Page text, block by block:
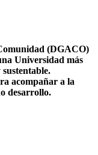
(DGACO)
Universidad más
acompañar a la
desarrollo.